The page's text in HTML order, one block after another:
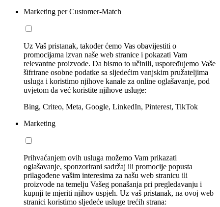
Marketing per Customer-Match
Uz Vaš pristanak, također ćemo Vas obavijestiti o
promocijama izvan naše web stranice i pokazati Vam
relevantne proizvode. Da bismo to učinili, uspoređujemo Vaše
šifrirane osobne podatke sa sljedećim vanjskim pružateljima
usluga i koristimo njihove kanale za online oglašavanje, pod
uvjetom da već koristite njihove usluge:
Bing, Criteo, Meta, Google, LinkedIn, Pinterest, TikTok
Marketing
Prihvaćanjem ovih usluga možemo Vam prikazati
oglašavanje, sponzorirani sadržaj ili promocije popusta
prilagođene vašim interesima za našu web stranicu ili
proizvode na temelju Vašeg ponašanja pri pregledavanju i
kupnji te mjeriti njihov uspjeh. Uz vaš pristanak, na ovoj web
stranici koristimo sljedeće usluge trećih strana: